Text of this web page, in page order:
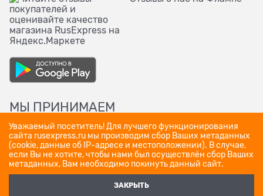
МЫ ПРИНИМАЕМ
Уважаемый посетитель! Для лучшего функционирования
сайта rusexpress.ru мы производим сбор Ваших метаданных
(cookie, данные об IP-адресе и местоположении). В случае,
если Вы не хотите, чтобы нами был осуществлён сбор Ваших
метаданных, Вам необходимо покинуть данный сайт.
ЗАКРЫТЬ